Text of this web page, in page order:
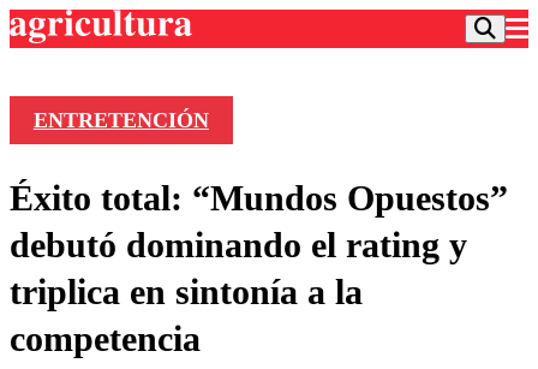
Frecuencias
Agricultura TV
Deportes
Colo Colo
Motor
Entretención
Noticias
Vida Social
ENTRETENCIÓN
Éxito total: “Mundos Opuestos”
debutó dominando el rating y
triplica en sintonía a la
competencia